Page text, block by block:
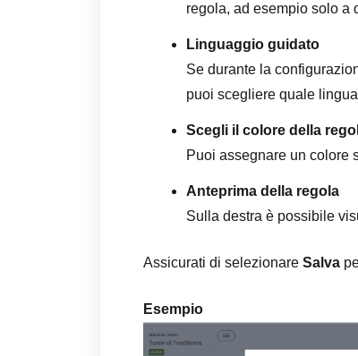
regola, ad esempio solo a
Linguaggio guidato
Se durante la
puoi scegliere quale
Scegli il colore della
Puoi assegnare un colore
Anteprima della regola
Sulla destra è possibile
Assicurati di selezionare Salva
Esempio